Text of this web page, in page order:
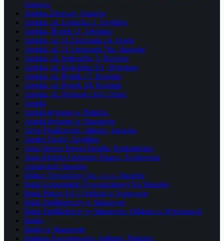
Staszów
Apteka Zdrowie, Staszów
Apteka, os. Łokietka 1, Szydłów
Apteka, Rynek 11, Oleśnica
Apteka, ul. 11 Listopada 14, Osiek
Apteka, ul. 11 Listopada 76a, Staszów
Apteka, ul. Jędrusiów 3, Bogoria
Apteka, ul. Kościelna 8/1, Rytwiany
Apteka, ul. Rynek 17, Bogoria
Apteka, ul. Rynek 34, Bogoria
Apteka, ul. Wolności 18a, Osiek
Apteki
Apteki dyżurne w Połańcu
Apteki dyżurne w Staszowie
Artur Fijałkowski, chirurg, Staszów
Atelier Urody, Szydłów
Auto Serwis Paweł Serafin, Podmaleniec
Auto-Elektro Grzegorz Figacz, Suchowola
Autokomis Staszów
Balkar Technology Sp. z o.o. Staszów
Bank Gospodarki Żywnościowej SA Staszów
Bank Pekao SA I Oddział w Staszowie
Bank Spółdzielczy w Staszowie
Bank Spółdzielczy w Staszowie. Oddział w Rytwianach
Banki
Banki w Staszowie
Barbara Augustowska, pediatra, Połaniec